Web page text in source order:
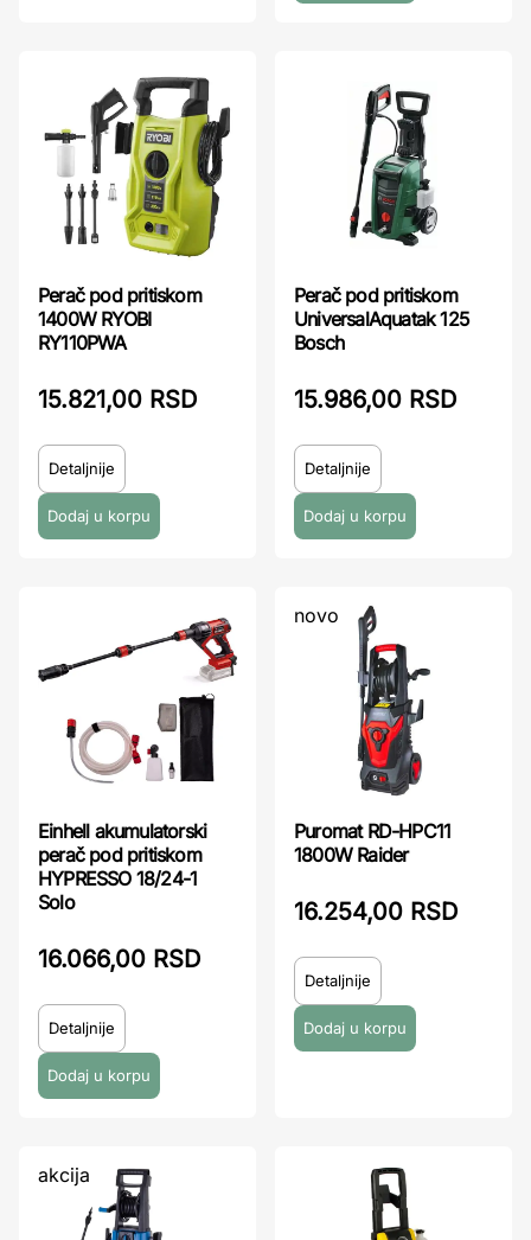
Perač pod pritiskom
1400W RYOBI
RY110PWA
15.821,00 RSD
Detaljnije
Perač pod pritiskom
UniversalAquatak 125
Bosch
15.986,00 RSD
Detaljnije
Einhell akumulatorski
perač pod pritiskom
HYPRESSO 18/24-1
Solo
16.066,00 RSD
Detaljnije
novo
Puromat RD-HPC11
1800W Raider
16.254,00 RSD
Detaljnije
akcija